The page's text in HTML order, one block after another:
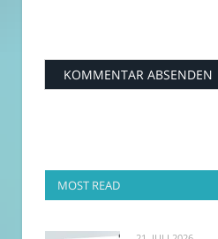
MOST READ